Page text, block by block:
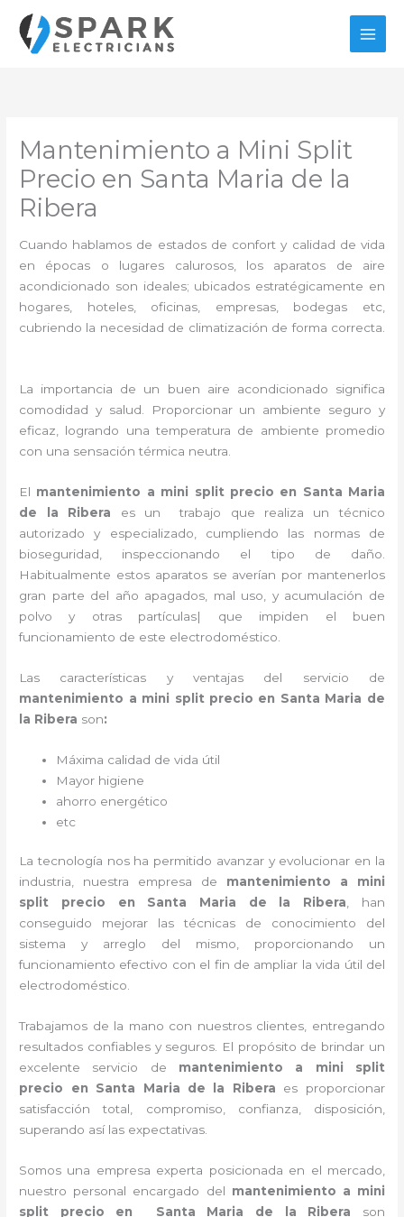
contenido
Mantenimiento a Mini Split
Precio en Santa Maria de la
Ribera
Cuando hablamos de estados de confort y calidad de vida
en épocas o lugares calurosos, los aparatos de aire
acondicionado son ideales; ubicados estratégicamente en
hogares, hoteles, oficinas, empresas, bodegas etc,
cubriendo la necesidad de climatización de forma correcta.
La importancia de un buen aire acondicionado significa
comodidad y salud. Proporcionar un ambiente seguro y
eficaz, logrando una temperatura de ambiente promedio
con una sensación térmica neutra.
El mantenimiento a mini split precio en Santa Maria
de la Ribera
es un
trabajo que realiza un técnico
autorizado y especializado, cumpliendo las normas de
bioseguridad, inspeccionando el tipo de daño.
Habitualmente estos aparatos se averían por mantenerlos
gran parte del año apagados, mal uso, y acumulación de
polvo y otras partículas| que impiden el buen
funcionamiento de este electrodoméstico.
Las características y ventajas del servicio de
mantenimiento a mini split precio en Santa Maria de
la Ribera son:
Máxima calidad de vida útil
Mayor higiene
ahorro energético
etc
La tecnología nos ha permitido avanzar y evolucionar en la
industria, nuestra empresa de mantenimiento a mini
split precio en Santa Maria de la Ribera, han
conseguido mejorar las técnicas de conocimiento del
sistema y arreglo del mismo, proporcionando un
funcionamiento efectivo con el fin de ampliar la vida útil del
electrodoméstico.
Trabajamos de la mano con nuestros clientes, entregando
resultados confiables y seguros. El propósito de brindar un
excelente servicio de mantenimiento a mini split
precio en Santa Maria de la Ribera
es proporcionar
satisfacción total, compromiso, confianza, disposición,
superando así las expectativas.
Somos una empresa experta posicionada en el mercado,
nuestro personal encargado del mantenimiento a mini
split precio en Santa Maria de la Ribera
son